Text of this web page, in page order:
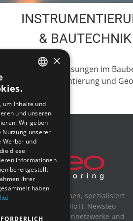
& BAUTECHNIK
Drahtlose Messungen im
in der Instrumentierung und
Unternehmen, spezialisiert
Internet der Dinge (IIoT). Newsteo
Lösung für Sensorennetzwerke und
GERMAN
SPANISH
×
um Inhalte und
und unseren
Wir geben
unserer
Werbe- und
diese
Informationen
bereitgestellt
Ihrer
haben.